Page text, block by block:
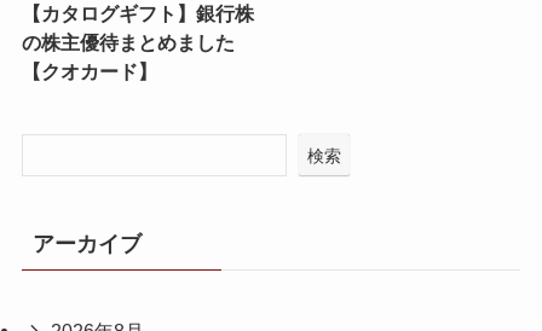
【カタログギフト】銀行株
の株主優待まとめました
【クオカード】
検索
アーカイブ